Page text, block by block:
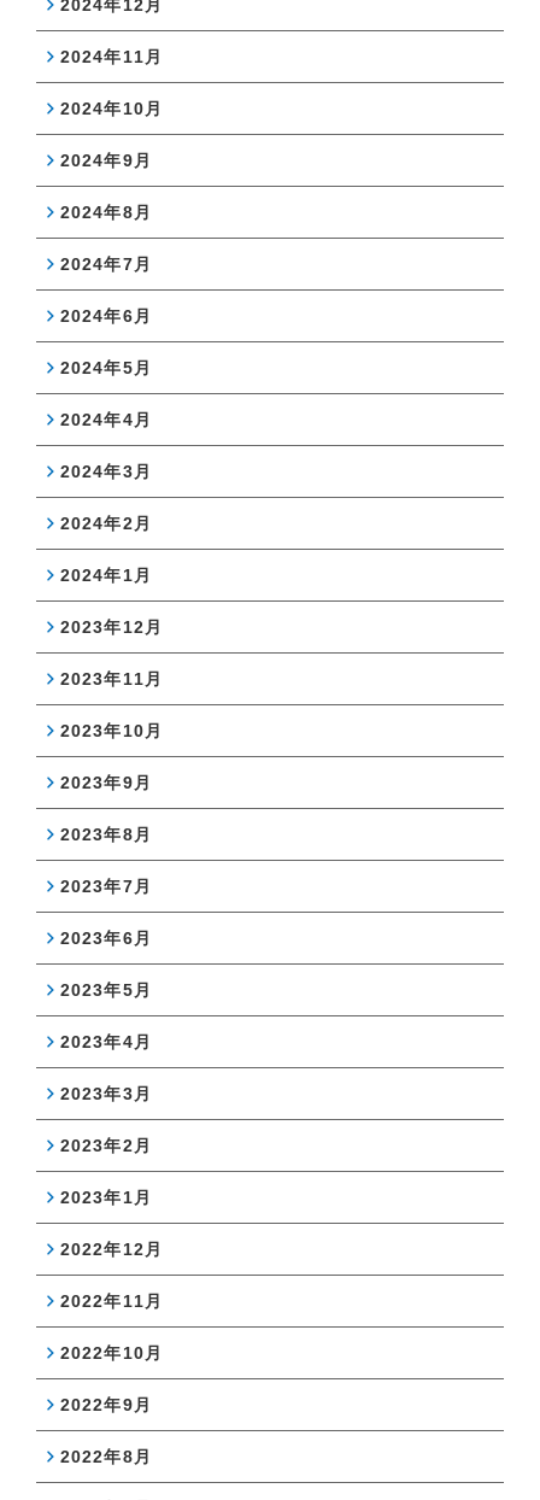
2024年12月
2024年11月
2024年10月
2024年9月
2024年8月
2024年7月
2024年6月
2024年5月
2024年4月
2024年3月
2024年2月
2024年1月
2023年12月
2023年11月
2023年10月
2023年9月
2023年8月
2023年7月
2023年6月
2023年5月
2023年4月
2023年3月
2023年2月
2023年1月
2022年12月
2022年11月
2022年10月
2022年9月
2022年8月